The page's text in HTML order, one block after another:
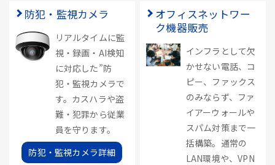
防犯・監視カメラ
リアルタイムに監
視・録画・AI検知
に対応した”防
犯・監視カメラで
す。カスハラや盗
難・犯罪から従業
員を守ります。
防犯・監視カメラ詳細
オフィスネットワー
ク機器販売
インフラとして欠
かせない電話、コ
ピー、ファックス
のみならず、ファ
イアーウォールや
スパム対策まで一
括構築。通常の
LAN環境や、VPN